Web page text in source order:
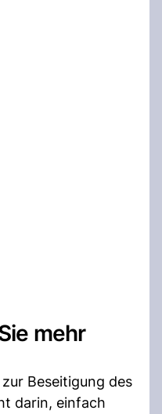
mehr
Beseitigung des
darin, einfach